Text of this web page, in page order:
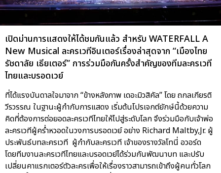
เปิดม่านการแสดงให้ได้ชมกันแล้ว สำหรับ WATERFALL A
New Musical ละครเวทีอินเตอร์เรื่องล่าสุดจาก “เมืองไทย
รัชดาลัย เธียเตอร์” การร่วมมือกันครั้งสำคัญของทีมละครเวที
ไทยและบรอดเวย์
ที่ได้แรงบันดาลใจมาจาก “ข้างหลังภาพ เดอะมิวสิคัล” โดย ถกลเกียรติ
วีรวรรณ ในฐานะผู้กำกับการแสดง เริ่มต้นโปรเจกต์ยักษ์นี้ด้วยความ
คิดที่ต้องการต่อยอดละครเวทีไทยให้ไปสู่ระดับโลก จึงร่วมมือกับเจ้าพ่อ
ละครเวทีผู้คร่ำหวอดในวงการบรอดเวย์ อย่าง Richard Maltby,Jr. ผู้
ประพันธ์บทละครเวที ผู้กำกับละครเวที เจ้าของรางวัลโทนี่ อวอร์ด
โดยทีมงานละครเวทีไทยและบรอดเวย์ได้ร่วมกันพัฒนาบท และปรับ
เปลี่ยนคาแรกเตอร์ตัวละครเพื่อให้เรื่องราวสามารถเข้าถึงผู้คนทั่วโลก